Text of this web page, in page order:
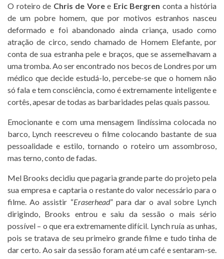
O roteiro de Chris de Voree Eric Bergren conta a história
de um pobre homem, que por motivos estranhos nasceu
deformado e foi abandonado ainda criança, usado como
atração de circo, sendo chamado de Homem Elefante, por
conta de sua estranha pele e braços, que se assemelhavam a
uma tromba. Ao ser encontrado nos becos de Londres por um
médico que decide estudá-lo, percebe-se que o homem não
só fala e tem consciência, como é extremamente inteligente e
cortês, apesar de todas as barbaridades pelas quais passou.
Emocionante e com uma mensagem lindíssima colocada no
barco, Lynch reescreveu o filme colocando bastante de sua
pessoalidade e estilo, tornando o roteiro um assombroso,
mas terno, conto de fadas.
Mel Brooks decidiu que pagaria grande parte do projeto pela
sua empresa e captaria o restante do valor necessário para o
filme. Ao assistir “Eraserhead” para dar o aval sobre Lynch
dirigindo, Brooks entrou e saiu da sessão o mais sério
possível – o que era extremamente difícil. Lynch ruía as unhas,
pois se tratava de seu primeiro grande filme e tudo tinha de
dar certo. Ao sair da sessão foram até um café e sentaram-se.